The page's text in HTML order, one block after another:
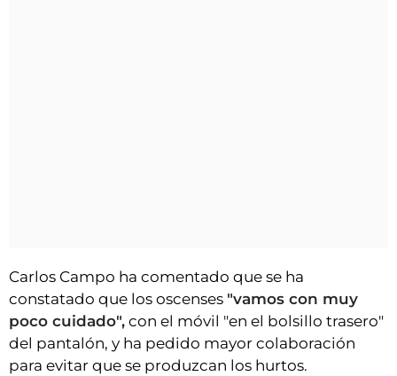
Carlos Campo ha comentado que se ha
constatado que los oscenses "vamos con muy
poco cuidado", con el móvil "en el bolsillo trasero"
del pantalón, y ha pedido mayor colaboración
para evitar que se produzcan los hurtos.